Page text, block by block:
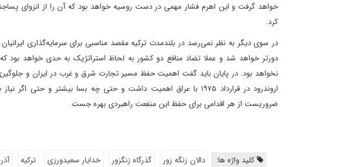
خواهد گرفت و این اهرم فشار مهمی در دست روسیه خواهد بود که آن را از انزوای
کرد.
در سوی دیگر به نظر نمی‌رسد در بلندمدت ترکیه مقصد مناسبی برای سرمایه‌گذاری
دورتر خواهد شد و عملا تضاد منافع دو کشور به لحاظ استراتژیک به حدی خواهد بود
نخواهد بود. در پایان باید گفت اهمیت حفظ مسیر تجارت شرق و غرب در ایران و
اروندرود در قرارداد ۱۹۷۵ با عراق اهمیت داشت و حتی چه بسا بیشتر و
ضروریست از هر اقدامی برای حفظ این منفعت راهبردی بهره جست.
کلید واژه ها: دالان زنگه زور گذرگاه زنگزور خدایار سعیدورزی ترکیه